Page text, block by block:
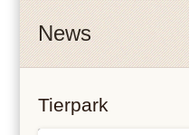
News
Tierpark